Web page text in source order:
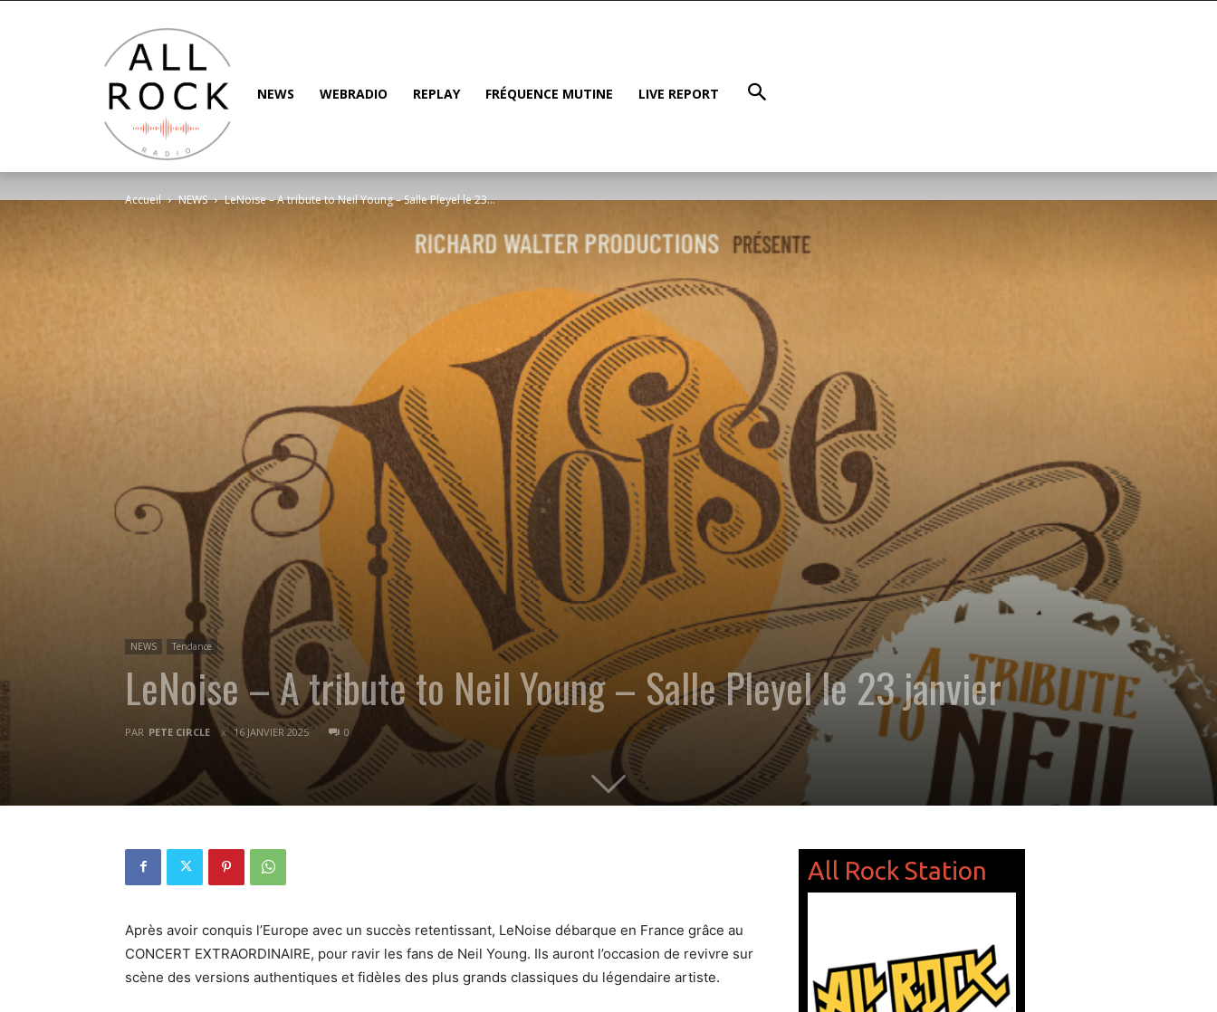
NEWS WEBRADIO REPLAY FRÉQUENCE MUTINE LIVE REPORT
Accueil NEWS LeNoise – A tribute to Neil Young – Salle Pleyel le 23...
NEWS Tendance
LeNoise – A tribute to Neil Young – Salle Pleyel le 23 janvier
PAR PETE CIRCLE 16 JANVIER 2025 0
Après avoir conquis l’Europe avec un succès retentissant, LeNoise débarque en France grâce au
CONCERT EXTRAORDINAIRE, pour ravir les fans de Neil Young. Ils auront l’occasion de revivre sur
scène des versions authentiques et fidèles des plus grands classiques du légendaire artiste.